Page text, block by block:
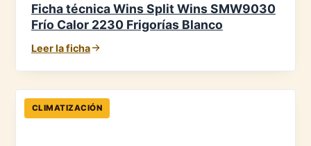
Ficha técnica Wins Split Wins SMW9030
Frío Calor 2230 Frigorías Blanco
Leer la ficha
CLIMATIZACIÓN